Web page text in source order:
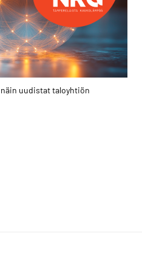
näin uudistat taloyhtiön